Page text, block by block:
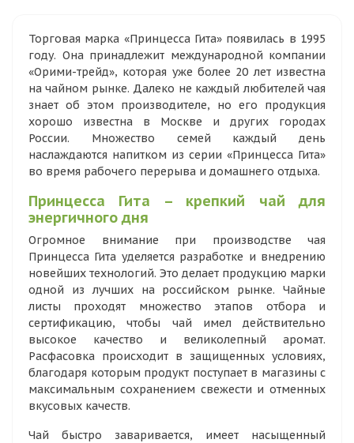
Торговая марка «Принцесса Гита» появилась в 1995
году. Она принадлежит международной компании
«Орими-трейд», которая уже более 20 лет известна
на чайном рынке. Далеко не каждый любителей чая
знает об этом производителе, но его продукция
хорошо известна в Москве и других городах
России. Множество семей каждый день
наслаждаются напитком из серии «Принцесса Гита»
во время рабочего перерыва и домашнего отдыха.
Принцесса Гита – крепкий чай для
энергичного дня
Огромное внимание при производстве чая
Принцесса Гита уделяется разработке и внедрению
новейших технологий. Это делает продукцию марки
одной из лучших на российском рынке. Чайные
листы проходят множество этапов отбора и
сертификацию, чтобы чай имел действительно
высокое качество и великолепный аромат.
Расфасовка происходит в защищенных условиях,
благодаря которым продукт поступает в магазины с
максимальным сохранением свежести и отменных
вкусовых качеств.
Чай быстро заваривается, имеет насыщенный